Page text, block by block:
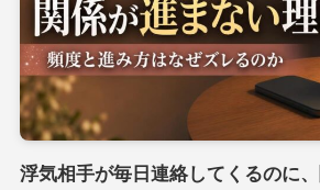
浮気相手が毎日連絡してくるのに